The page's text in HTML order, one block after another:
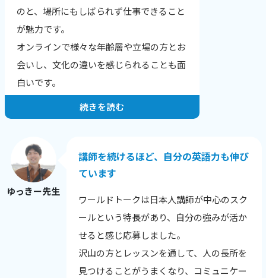
「長文読解の秘伝ルールを伝授いただいた
「全く文章の組み立てが苦手だったのです
が、自分でもちゃんと文章を作れるように
のと、場所にもしばられず仕事できること
が魅力です。
オンラインで様々な年齢層や立場の方とお
会いし、文化の違いを感じられることも面
白いです。
お一人・お一人の希望や目標にあったレッ
す。
生徒さんの性格や興味のあること、英語に
興味を持った理由から、その日の調子ま
で、相手を知ることを心がけています。
英語に自信をなくした生徒さんが、レッス
ン後に安心される様子を見せてくれたり、
自分の言いたい事を英語で表現できてうれ
続きを読む
ゆっきー先生
講師を続けるほど、自分の英語力も伸び
ています
ワールドトークは日本人講師が中心のスク
ールという特長があり、自分の強みが活か
せると感じ応募しました。
沢山の方とレッスンを通して、人の長所を
見つけることがうまくなり、コミュニケー